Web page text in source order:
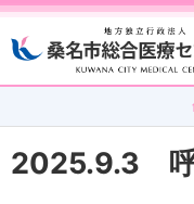
2025.9.3